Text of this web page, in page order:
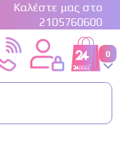
Καλέστε μας στο
2105760600
Cart
0